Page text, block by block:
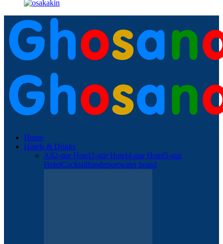
Home
Hotels & Drinks
All2-star Hotel3-star Hotel4-star Hotel5-star
HotelCocktailfoodresortwater brand